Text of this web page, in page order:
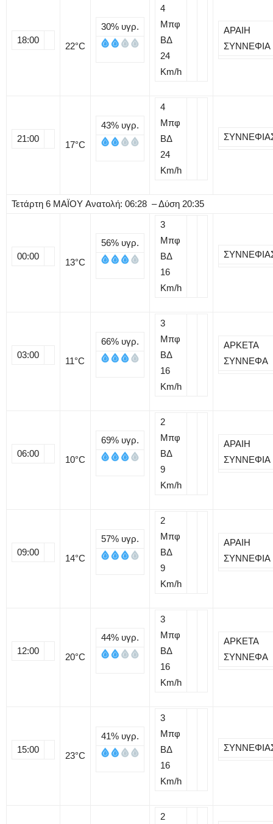
18:00
22°C
30% υγρ.
4
Μπφ
ΒΔ
24
Km/h
ΑΡΑΙΗ
ΣΥΝΝΕΦΙΑ
21:00
17°C
43% υγρ.
4
Μπφ
ΒΔ
24
Km/h
Τετάρτη 6 ΜΑΪΟΥ Ανατολή: 06:28 – Δύση 20:35
00:00
13°C
56% υγρ.
3
Μπφ
ΒΔ
16
Km/h
03:00
11°C
66% υγρ.
3
Μπφ
ΒΔ
16
Km/h
ΑΡΚΕΤΑ
ΣΥΝΝΕΦΑ
06:00
10°C
69% υγρ.
2
Μπφ
ΒΔ
9
Km/h
ΑΡΑΙΗ
ΣΥΝΝΕΦΙΑ
09:00
14°C
57% υγρ.
2
Μπφ
ΒΔ
9
Km/h
ΑΡΑΙΗ
ΣΥΝΝΕΦΙΑ
12:00
20°C
44% υγρ.
3
Μπφ
ΒΔ
16
Km/h
ΑΡΚΕΤΑ
ΣΥΝΝΕΦΑ
15:00
23°C
41% υγρ.
3
Μπφ
ΒΔ
16
Km/h
2